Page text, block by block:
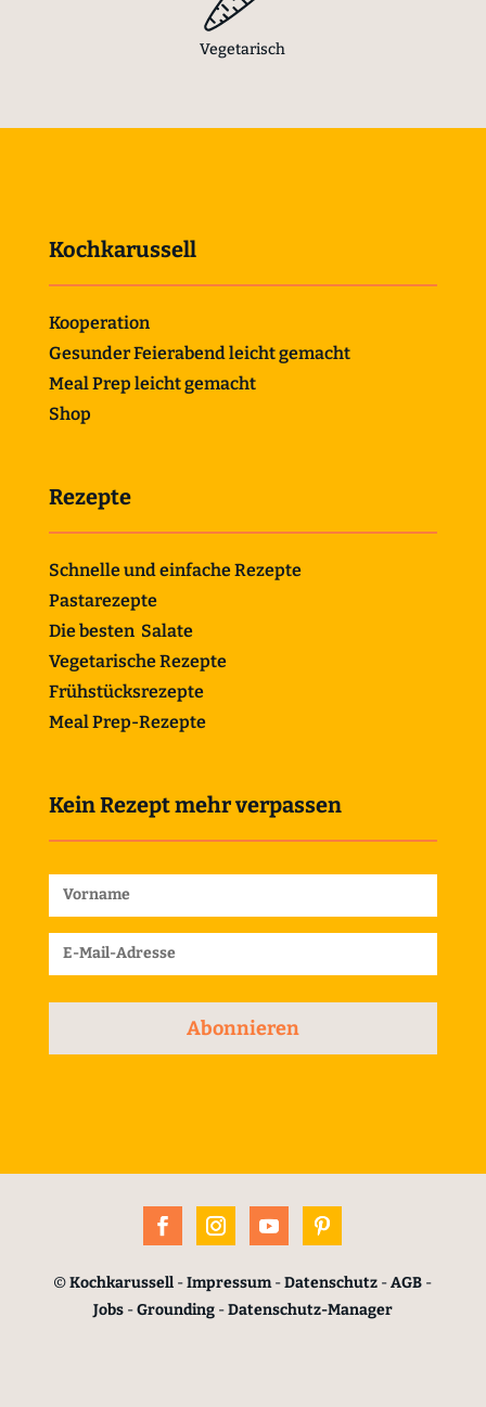
Vegetarisch
Kochkarussell
Kooperation
Gesunder Feierabend leicht gemacht
Meal Prep leicht gemacht
Shop
Rezepte
Schnelle und einfache Rezepte
Pastarezepte
Die besten Salate
Vegetarische Rezepte
Frühstücksrezepte
Meal Prep-Rezepte
Kein Rezept mehr verpassen
Abonnieren
©Kochkarussell -Impressum-Datenschutz -AGB -
Jobs-Grounding-Datenschutz-Manager